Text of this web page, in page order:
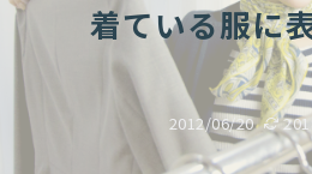
着ている服に
2012/06/20